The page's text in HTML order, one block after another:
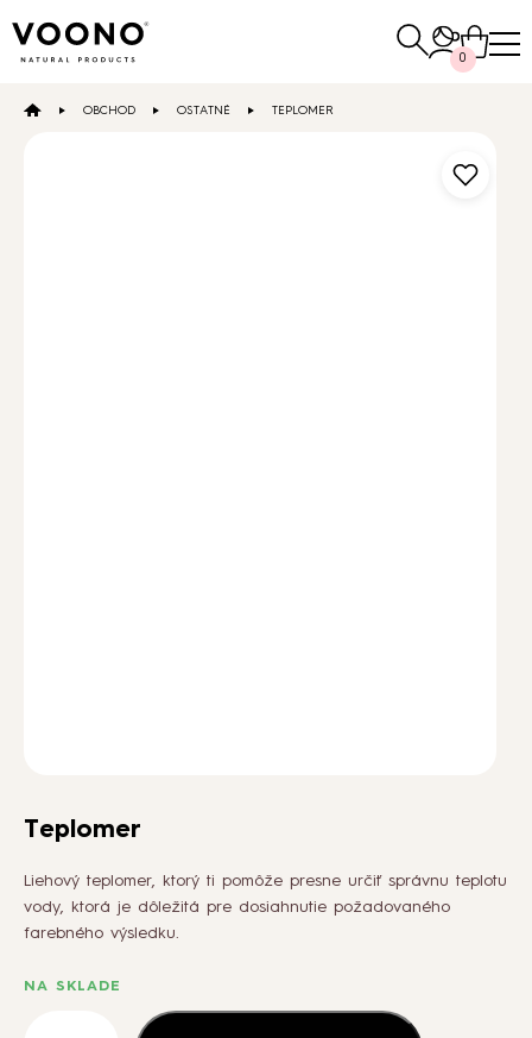
O NÁS
KONTAKT
VEĽKOOBCHOD
0
Hľadať:
OBCHOD OSTATNÉ TEPLOMER
Teplomer
Liehový teplomer, ktorý ti pomôže presne určiť správnu teplotu
vody, ktorá je dôležitá pre dosiahnutie požadovaného
farebného výsledku.
NA SKLADE